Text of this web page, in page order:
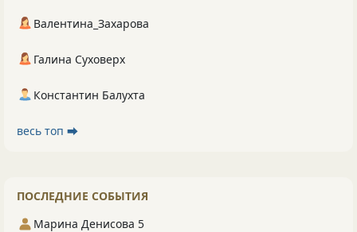
Валентина_Захарова
Галина Суховерх
Константин Балухта
весь топ ⮕
ПОСЛЕДНИЕ СОБЫТИЯ
Марина Денисова 5